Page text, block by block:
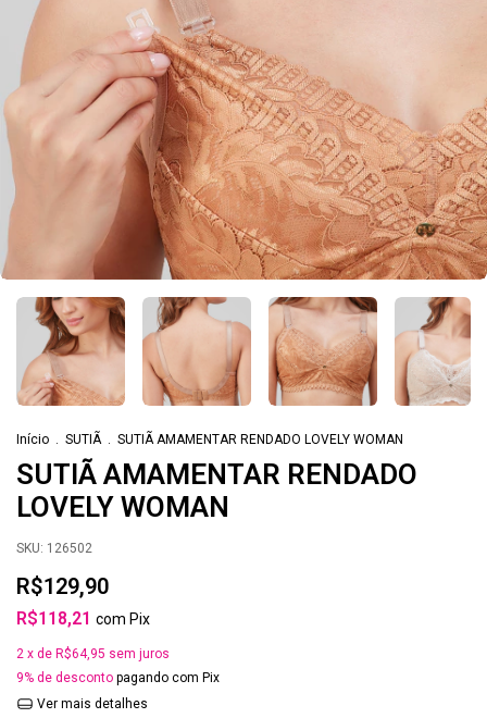
Início . SUTIÃ . SUTIÃ AMAMENTAR RENDADO LOVELY WOMAN
SUTIÃ AMAMENTAR RENDADO
LOVELY WOMAN
SKU: 126502
R$129,90
R$118,21 com Pix
2 x de R$64,95 sem juros
9% de desconto pagando com Pix
Ver mais detalhes